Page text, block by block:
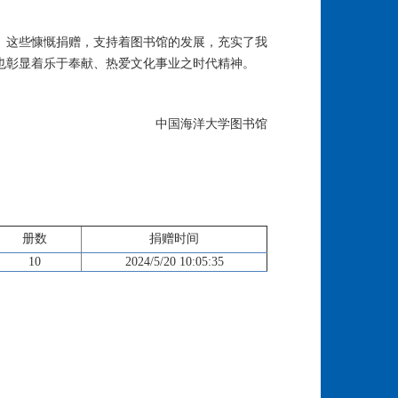
些慷慨捐赠，支持着图书馆的发展，充实了我
显着乐于奉献、热爱文化事业之时代精神。
中国海洋大学图书馆
册数
捐赠时间
10
2024/5/20 10:05:35